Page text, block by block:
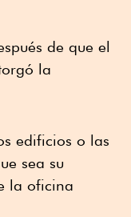
de que el
la
edificios o las
sea su
la oficina